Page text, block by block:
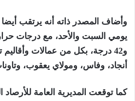
وأضاف المصدر ذاته أنه يرتقب
و42 درجة، بكل من عمالات
أنجاد، وفاس، ومولاي يعقوب،
كما توقعت المديرية العامة